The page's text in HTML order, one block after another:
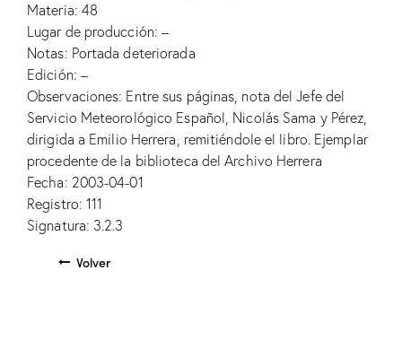
Materia: 48
Lugar de producción: –
Notas: Portada deteriorada
Edición: –
Observaciones: Entre sus páginas, nota del Jefe del
Servicio Meteorológico Español, Nicolás Sama y Pérez,
dirigida a Emilio Herrera, remitiéndole el libro. Ejemplar
procedente de la biblioteca del Archivo Herrera
Fecha: 2003-04-01
Registro: 111
Signatura: 3.2.3
Volver